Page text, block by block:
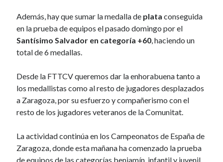
Además, hay que sumar la medalla de plata conseguida
en la prueba de equipos el pasado domingo por el
Santísimo Salvador en categoría +60, haciendo un
total de 6 medallas.
Desde la FTTCV queremos dar la enhorabuena tanto a
los medallistas como al resto de jugadores desplazados
a Zaragoza, por su esfuerzo y compañerismo con el
resto de los jugadores veteranos de la Comunitat.
La actividad continúa en los Campeonatos de España de
Zaragoza, donde esta mañana ha comenzado la prueba
de equipos de las categorías benjamín, infantil y juvenil,